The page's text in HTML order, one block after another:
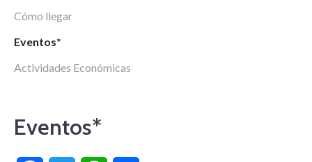
Cómo llegar
Eventos*
Actividades Económicas
Eventos*